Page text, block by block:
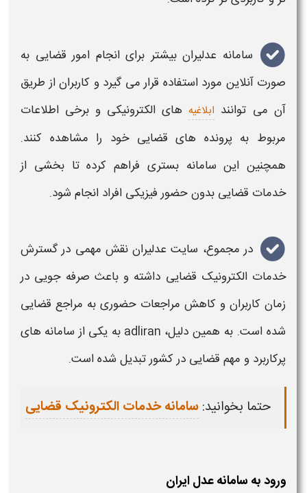
سامانه عدلیران بیشتر برای انجام امور قضایی به
صورت آنلاین مورد استفاده قرار می گیرد و کاربران از طریق
آن می توانند ابلاغیه های الکترونیکی و برخی اطلاعات
مربوط به پرونده های قضایی خود را مشاهده کنند.
همچنین این سامانه بستری فراهم کرده تا بخشی از
خدمات قضایی بدون حضور فیزیکی افراد انجام شود.
در مجموع، سایت عدلیران نقش مهمی در گسترش
خدمات الکترونیک قضایی داشته و باعث صرفه جویی در
زمان کاربران و کاهش مراجعات حضوری به مراجع قضایی
شده است. به همین دلیل، adliran به یکی از سامانه های
پرکاربرد و مهم قضایی در کشور تبدیل شده است.
حتما بخوانید:سامانه خدمات الکترونیک قضایی
ورود به سامانه عدل ایران